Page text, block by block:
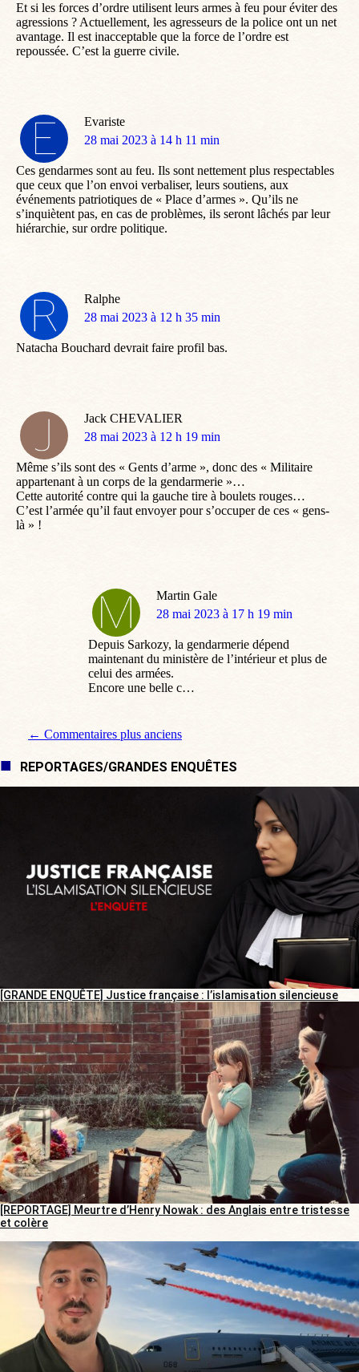
Et si les forces d’ordre utilisent leurs armes à feu pour éviter des
agressions ? Actuellement, les agresseurs de la police ont un net
avantage. Il est inacceptable que la force de l’ordre est
repoussée. C’est la guerre civile.
Evariste
dit
28 mai 2023 à 14 h 11 min
Ces gendarmes sont au feu. Ils sont nettement plus respectables
que ceux que l’on envoi verbaliser, leurs soutiens, aux
événements patriotiques de « Place d’armes ». Qu’ils ne
s’inquiètent pas, en cas de problèmes, ils seront lâchés par leur
hiérarchie, sur ordre politique.
Ralphe
dit
28 mai 2023 à 12 h 35 min
Natacha Bouchard devrait faire profil bas.
Jack CHEVALIER
dit
28 mai 2023 à 12 h 19 min
Même s’ils sont des « Gents d’arme », donc des « Militaire
appartenant à un corps de la gendarmerie »…
Cette autorité contre qui la gauche tire à boulets rouges…
C’est l’armée qu’il faut envoyer pour s’occuper de ces « gens-
là » !
Martin Gale
dit
28 mai 2023 à 17 h 19 min
Depuis Sarkozy, la gendarmerie dépend
maintenant du ministère de l’intérieur et plus de
celui des armées.
Encore une belle c…
Navigation de commentaire
← Commentaires plus anciens
REPORTAGES/GRANDES ENQUÊTES
[GRANDE ENQUÊTE] Justice française : l’islamisation silencieuse
[REPORTAGE] Meurtre d’Henry Nowak : des Anglais entre tristesse
et colère